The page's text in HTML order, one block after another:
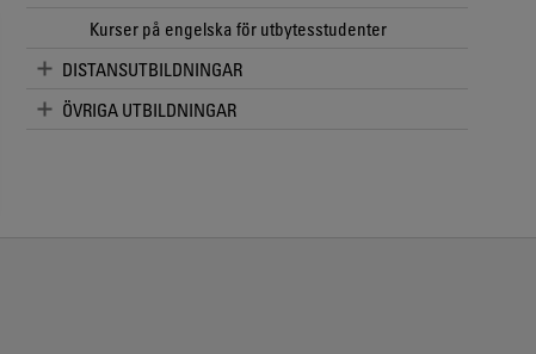
Kurser på engelska för utbytesstudenter
DISTANSUTBILDNINGAR
ÖVRIGA UTBILDNINGAR